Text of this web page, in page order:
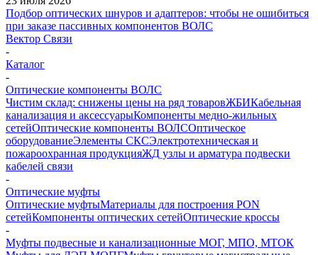
Подбор оптических шнуров и адаптеров: чтобы не ошибиться
при заказе пассивных компонентов ВОЛС
Вектор Связи
-
Каталог
-
Оптические компоненты ВОЛС
Чистим склад: снижены цены на ряд товаровЖБИКабельная
канализация и аксессуарыКомпоненты медно-жильных
сетейОптические компоненты ВОЛСОптическое
оборудованиеЭлементы СКСЭлектротехническая и
пожароохранная продукцияЖД узлы и арматура подвески
кабелей связи
-
Оптические муфты
Оптические муфтыМатериалы для построения PON
сетейКомпоненты оптических сетейОптические кроссы
-
Муфты подвесные и канализационные МОГ, МПО, МТОК